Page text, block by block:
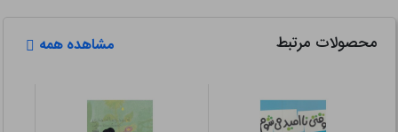
محصولات مرتبط مشاهده همه